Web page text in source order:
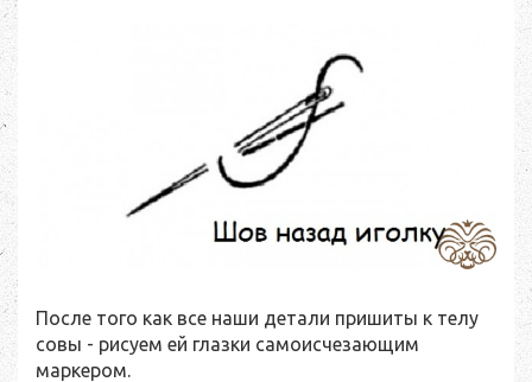
После того как все наши детали пришиты к телу
совы - рисуем ей глазки самоисчезающим
маркером.